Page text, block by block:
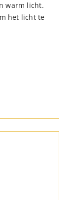
warm licht.
het licht te